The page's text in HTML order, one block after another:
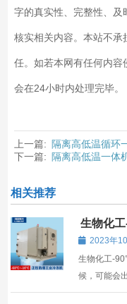
字的真实性、完整性、及
核实相关内容。本站不承
任。如若本网有任何内容
会在24小时内处理完毕。
上一篇:
隔离高低温循环
下一篇:
隔离高低温一体
相关推荐
生物化
理2023年
生物化工-
候，可能会
情况，可能